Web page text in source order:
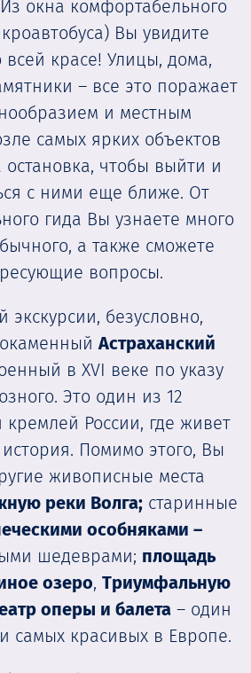
окна комфортабельного
Вы увидите
всей красе! Улицы, дома,
– все это поражает
и местным
самых ярких объектов
остановка, чтобы выйти и
с ними еще ближе. От
гида Вы узнаете много
а также сможете
вопросы.
безусловно,
Астраханский
в XVI веке по указу
Это один из 12
кремлей России, где живет
Помимо этого, Вы
живописные места
реки Волга; старинные
особняками –
шедеврами; площадь
озеро, Триумфальную
оперы и балета – один
самых красивых в Европе.